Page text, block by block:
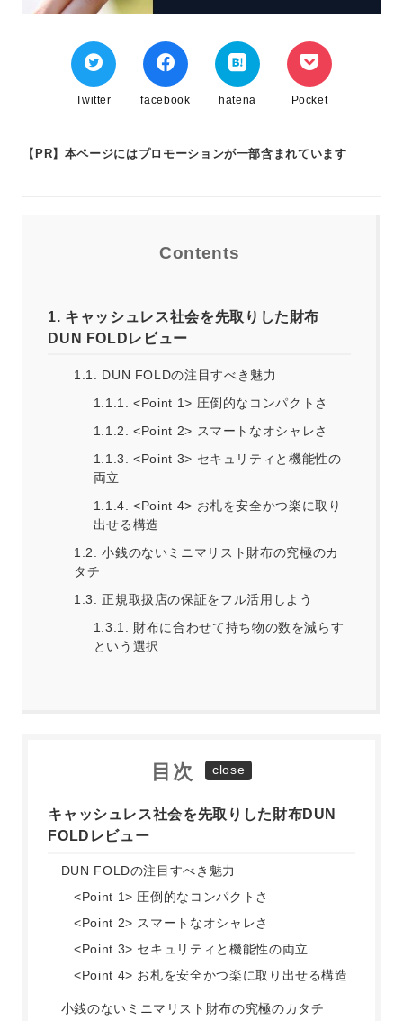
Twitter facebook hatena Pocket
【PR】本ページにはプロモーションが一部含まれています
Contents
1. キャッシュレス社会を先取りした財布
DUN FOLDレビュー
1.1. DUN FOLDの注目すべき魅力
1.1.1. <Point 1> 圧倒的なコンパクトさ
1.1.2. <Point 2> スマートなオシャレさ
1.1.3. <Point 3> セキュリティと機能性の
両立
1.1.4. <Point 4> お札を安全かつ楽に取り
出せる構造
1.2. 小銭のないミニマリスト財布の究極のカ
タチ
1.3. 正規取扱店の保証をフル活用しよう
1.3.1. 財布に合わせて持ち物の数を減らす
という選択
目次
キャッシュレス社会を先取りした財布DUN
FOLDレビュー
DUN FOLDの注目すべき魅力
<Point 1> 圧倒的なコンパクトさ
<Point 2> スマートなオシャレさ
<Point 3> セキュリティと機能性の両立
<Point 4> お札を安全かつ楽に取り出せる構造
小銭のないミニマリスト財布の究極のカタチ